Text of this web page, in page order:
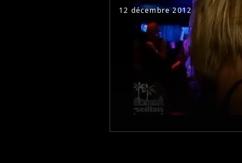
12 décembre 2012